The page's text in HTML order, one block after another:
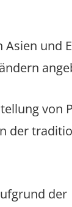
Asien und
von
der
der